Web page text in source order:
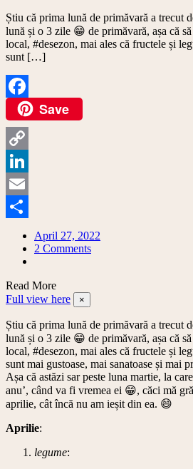
Știu că prima lună de primăvară a trecut
lună și o 3 zile 😁 de primăvară, așa că
local, #desezon, mai ales că fructele și
sunt […]
FacebookSave
Copy
Link
LinkedIn
Email
April 27, 2022
2 Commentson
primăvară:
aprilie
Read More
Full view here
×
Știu că prima lună de primăvară a trecut
lună și o 3 zile 😁 de primăvară, așa că
local, #desezon, mai ales că fructele și
sunt mai gustoase, mai sanatoase și mai
Așa că astăzi sar peste luna martie, la
anu’, când va fi vremea ei 😁, căci mă
aprilie, cât încă nu am ieșit din ea. 😄
Aprilie:
legume: